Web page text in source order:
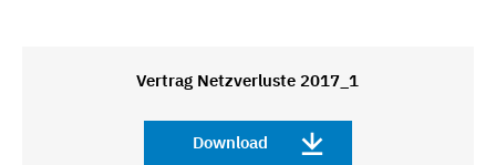
Vertrag Netzverluste 2017_1
Download